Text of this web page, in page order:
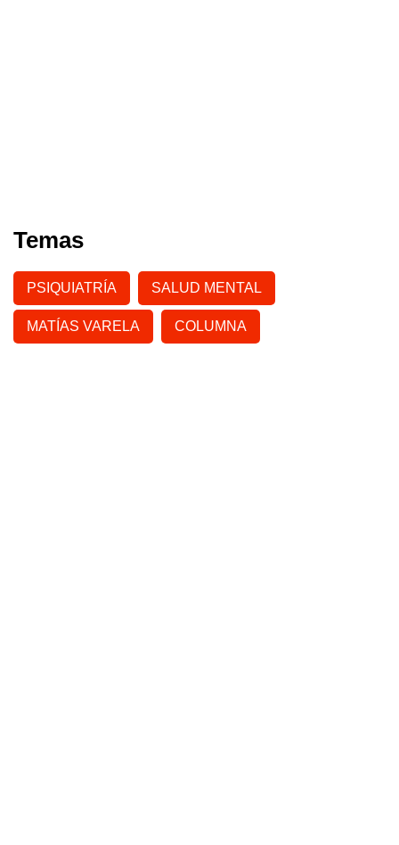
Temas
PSIQUIATRÍA SALUD MENTAL
MATÍAS VARELA COLUMNA